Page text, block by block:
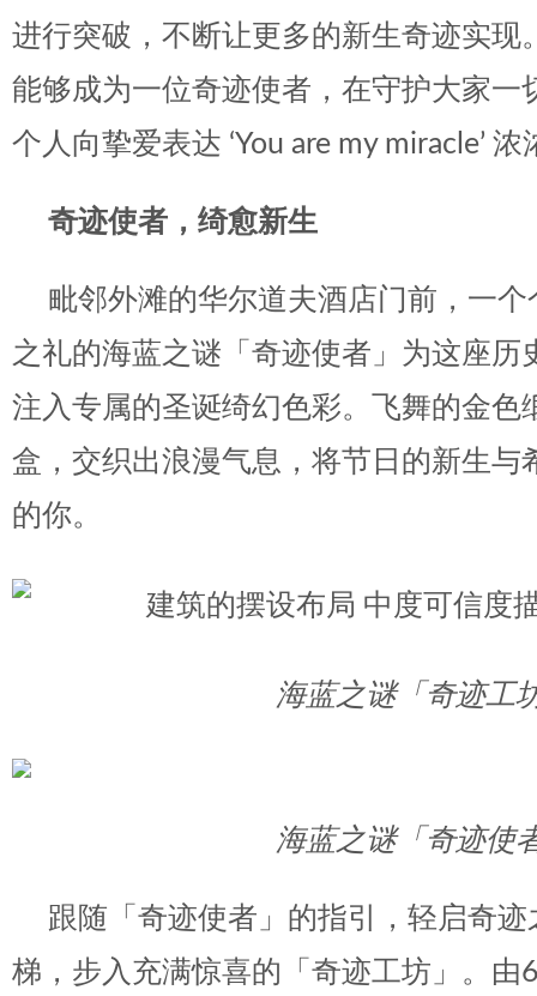
进行突破，不断让更多的新生奇迹实现
能够成为一位奇迹使者，在守护大家一
个人向挚爱表达 ‘You are my miracle’ 浓
奇迹使者，绮愈新生
毗邻外滩的华尔道夫酒店门前，一
之礼的海蓝之谜「奇迹使者」为这座历
注入专属的圣诞绮幻色彩。飞舞的金色
盒，交织出浪漫气息，将节日的新生与
的你。
海蓝之谜「奇迹工
海蓝之谜「奇迹使
跟随「奇迹使者」的指引，轻启奇
梯，步入充满惊喜的「奇迹工坊」。由